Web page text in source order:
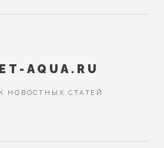
AQUA.RU
НОВОСТНЫХ СТАТЕЙ